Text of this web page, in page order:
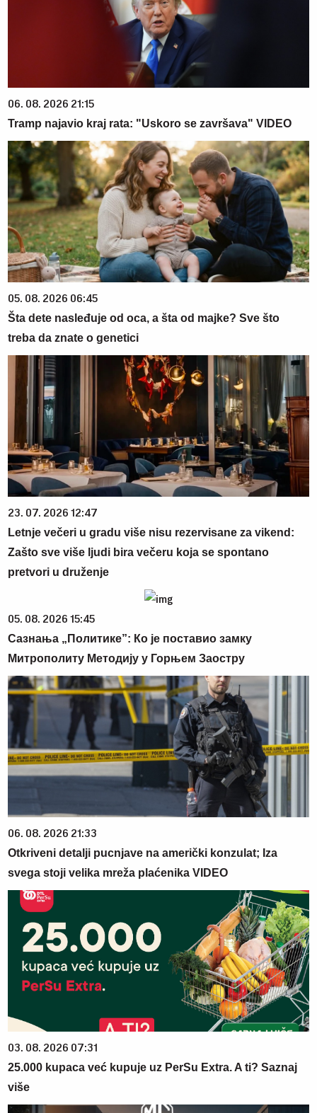
06. 08. 2026 21:15
Tramp najavio kraj rata: "Uskoro se završava" VIDEO
05. 08. 2026 06:45
Šta dete nasleđuje od oca, a šta od majke? Sve što
treba da znate o genetici
23. 07. 2026 12:47
Letnje večeri u gradu više nisu rezervisane za vikend:
Zašto sve više ljudi bira večeru koja se spontano
pretvori u druženje
05. 08. 2026 15:45
Сазнања „Политике”: Ко је поставио замку
Митрополиту Методију у Горњем Заостру
06. 08. 2026 21:33
Otkriveni detalji pucnjave na američki konzulat; Iza
svega stoji velika mreža plaćenika VIDEO
03. 08. 2026 07:31
25.000 kupaca već kupuje uz PerSu Extra. A ti? Saznaj
više